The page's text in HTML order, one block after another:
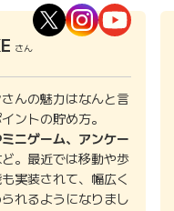
さん
んの魅力はなんと言
ントの貯め方。
ニゲーム、アンケー
。最近では移動や歩
実装されて、幅広く
れるようになりまし